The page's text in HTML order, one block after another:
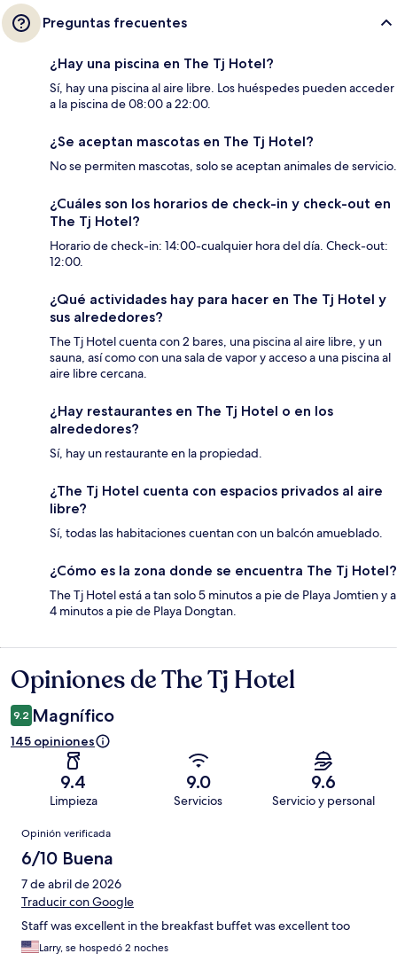
Preguntas frecuentes
¿Hay una piscina en The Tj Hotel?
Sí, hay una piscina al aire libre. Los huéspedes pueden acceder
a la piscina de 08:00 a 22:00.
¿Se aceptan mascotas en The Tj Hotel?
No se permiten mascotas, solo se aceptan animales de servicio.
¿Cuáles son los horarios de check-in y check-out en
The Tj Hotel?
Horario de check-in: 14:00-cualquier hora del día. Check-out:
12:00.
¿Qué actividades hay para hacer en The Tj Hotel y
sus alrededores?
The Tj Hotel cuenta con 2 bares, una piscina al aire libre, y un
sauna, así como con una sala de vapor y acceso a una piscina al
aire libre cercana.
¿Hay restaurantes en The Tj Hotel o en los
alrededores?
Sí, hay un restaurante en la propiedad.
¿The Tj Hotel cuenta con espacios privados al aire
libre?
Sí, todas las habitaciones cuentan con un balcón amueblado.
¿Cómo es la zona donde se encuentra The Tj Hotel?
The Tj Hotel está a tan solo 5 minutos a pie de Playa Jomtien y a
4 minutos a pie de Playa Dongtan.
Opiniones
Opiniones de The Tj Hotel
9.2 Magnífico
145 opiniones
9.4
Limpieza
9.0
Servicios
9.6
Servicio y personal
Opiniones
Opinión verificada
6/10 Buena
7 de abril de 2026
Traducir con Google
Staff was excellent in the breakfast buffet was excellent too
Larry, se hospedó 2 noches